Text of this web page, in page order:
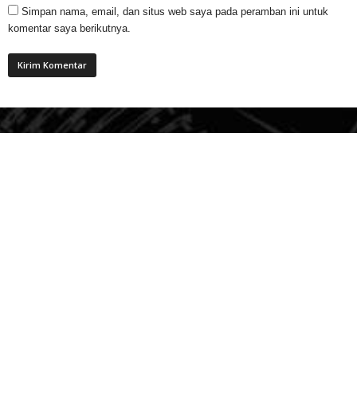
Simpan nama, email, dan situs web saya pada peramban ini untuk
komentar saya berikutnya.